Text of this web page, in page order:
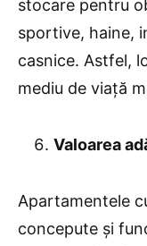
stocare pentru
sportive, haine,
casnice. Astfel,
mediu de viață
Valoarea
Apartamentele
concepute și